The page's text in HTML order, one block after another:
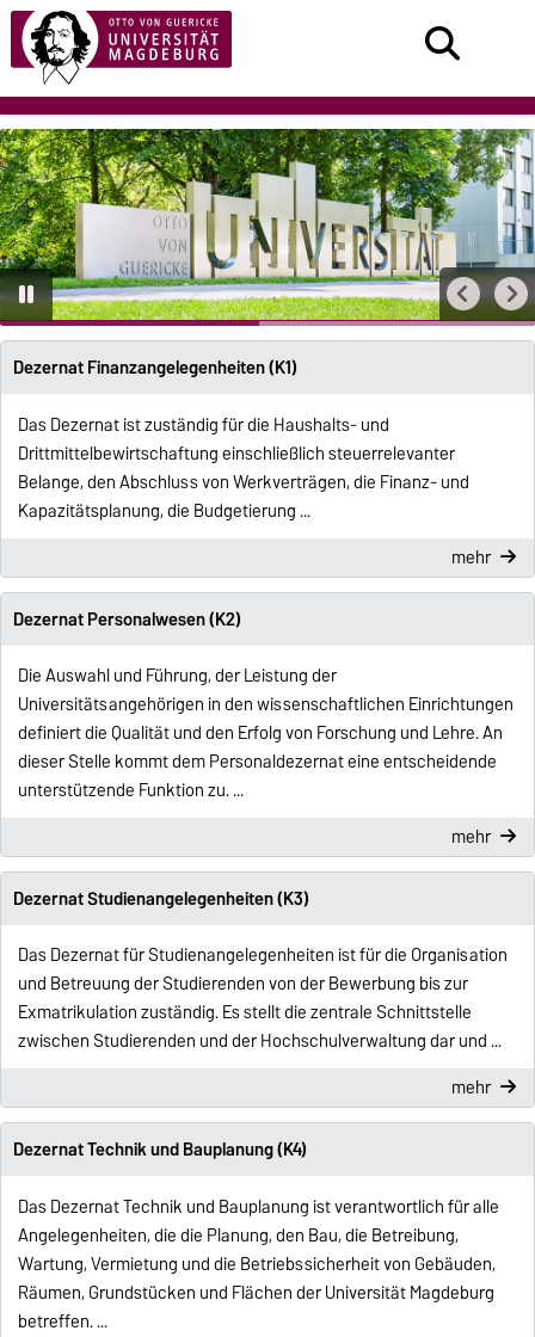
Dezernat Finanzangelegenheiten (K1)
Das Dezernat ist zuständig für die Haushalts- und
Drittmittelbewirtschaftung einschließlich steuerrelevanter
Belange, den Abschluss von Werkverträgen, die Finanz- und
Kapazitätsplanung, die Budgetierung ...
mehr
Dezernat Personalwesen (K2)
Die Auswahl und Führung, der Leistung der
Universitätsangehörigen in den wissenschaftlichen Einrichtungen
definiert die Qualität und den Erfolg von Forschung und Lehre. An
dieser Stelle kommt dem Personaldezernat eine entscheidende
unterstützende Funktion zu. ...
mehr
Dezernat Studienangelegenheiten (K3)
Das Dezernat für Studienangelegenheiten ist für die Organisation
und Betreuung der Studierenden von der Bewerbung bis zur
Exmatrikulation zuständig. Es stellt die zentrale Schnittstelle
zwischen Studierenden und der Hochschulverwaltung dar und ...
mehr
Dezernat Technik und Bauplanung (K4)
Das Dezernat Technik und Bauplanung ist verantwortlich für alle
Angelegenheiten, die die Planung, den Bau, die Betreibung,
Wartung, Vermietung und die Betriebssicherheit von Gebäuden,
Räumen, Grundstücken und Flächen der Universität Magdeburg
betreffen. ...